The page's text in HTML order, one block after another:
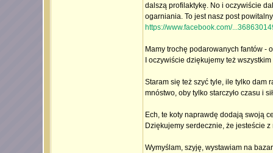
dalszą profilaktykę. No i oczywiście
ogarniania. To jest nasz post
https://www.facebook.com/
Mamy trochę podarowanych fantów -
I oczywiście dziękujemy też
Staram się też szyć tyle, ile tylko dam
mnóstwo, oby tylko starczyło czasu i
Ech, te koty naprawdę dodają swoją
Dziękujemy serdecznie, że jesteście
Wymyślam, szyję, wystawiam na